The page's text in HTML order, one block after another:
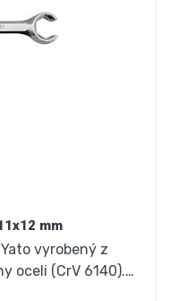
mm
vyrobený z
oceli (CrV 6140).…